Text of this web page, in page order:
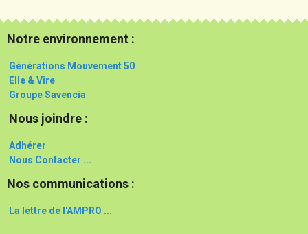
Notre environnement :
Générations Mouvement 50
Elle & Vire
Groupe Savencia
Nous joindre :
Adhérer
Nous Contacter ...
Nos communications :
La lettre de l'AMPRO ...